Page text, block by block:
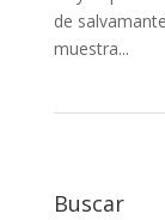
de
muestra...
Buscar